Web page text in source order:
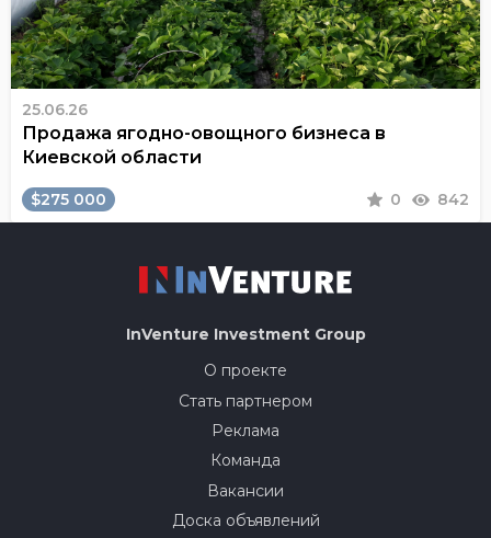
25.06.26
Продажа ягодно-овощного бизнеса в
Киевской области
$275 000 0 842
InVenture Investment Group
О проекте
Стать партнером
Реклама
Команда
Вакансии
Доска объявлений